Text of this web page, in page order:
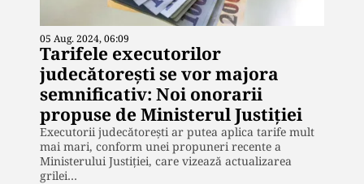
05 Aug. 2024, 06:09
Tarifele executorilor
judecătorești se vor majora
semnificativ: Noi onorarii
propuse de Ministerul Justiției
Executorii judecătorești ar putea aplica tarife mult
mai mari, conform unei propuneri recente a
Ministerului Justiției, care vizează actualizarea
grilei…